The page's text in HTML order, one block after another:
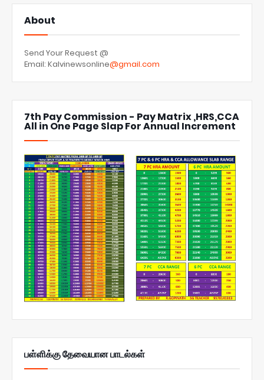
About
Send Your Request @
Email: Kalvinewsonline@gmail.com
7th Pay Commission - Pay Matrix ,HRS,CCA
All in One Page Slap For Annual Increment
பள்ளிக்கு தேவையான பாடல்கள்